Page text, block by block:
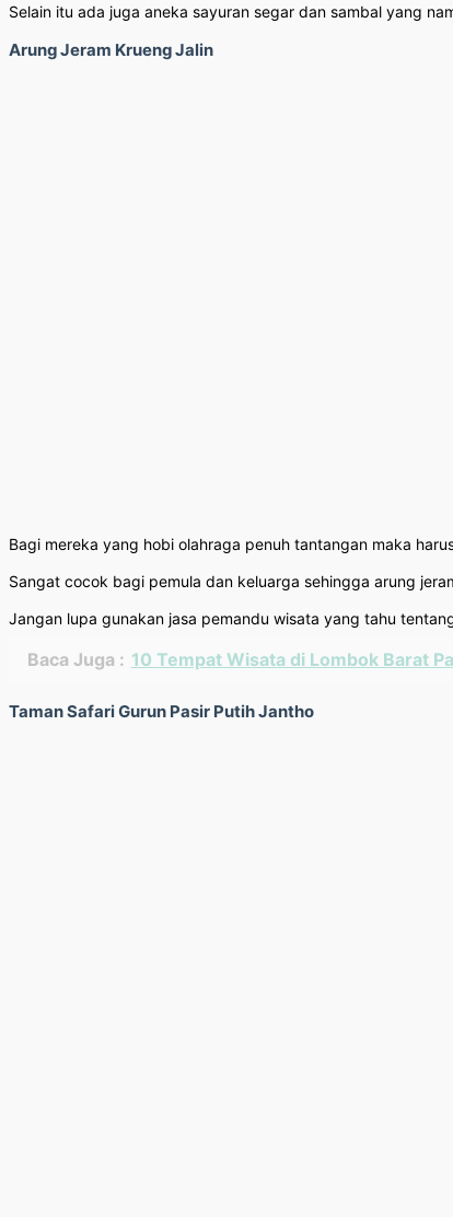
Selain itu ada juga aneka sayuran segar dan sambal yang
Arung Jeram Krueng Jalin
Bagi mereka yang hobi olahraga penuh tantangan maka
Sangat cocok bagi pemula dan keluarga sehingga arung
Jangan lupa gunakan jasa pemandu wisata yang tahu
Baca Juga : 10 Tempat Wisata di Lombok Barat
Taman Safari Gurun Pasir Putih Jantho